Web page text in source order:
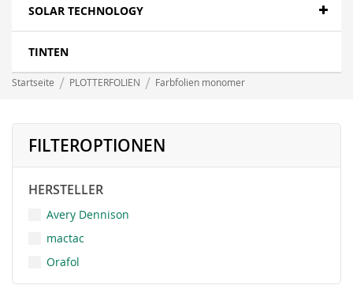
SOLAR TECHNOLOGY
TINTEN
Startseite PLOTTERFOLIEN Farbfolien monomer
FILTEROPTIONEN
HERSTELLER
Avery Dennison
mactac
Orafol